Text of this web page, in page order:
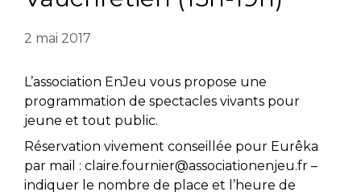
2 mai 2017
L’association EnJeu vous propose une
programmation de spectacles vivants pour
jeune et tout public.
Réservation vivement conseillée pour Eurêka
par mail : claire.fournier@associationenjeu.fr –
indiquer le nombre de place et l’heure de